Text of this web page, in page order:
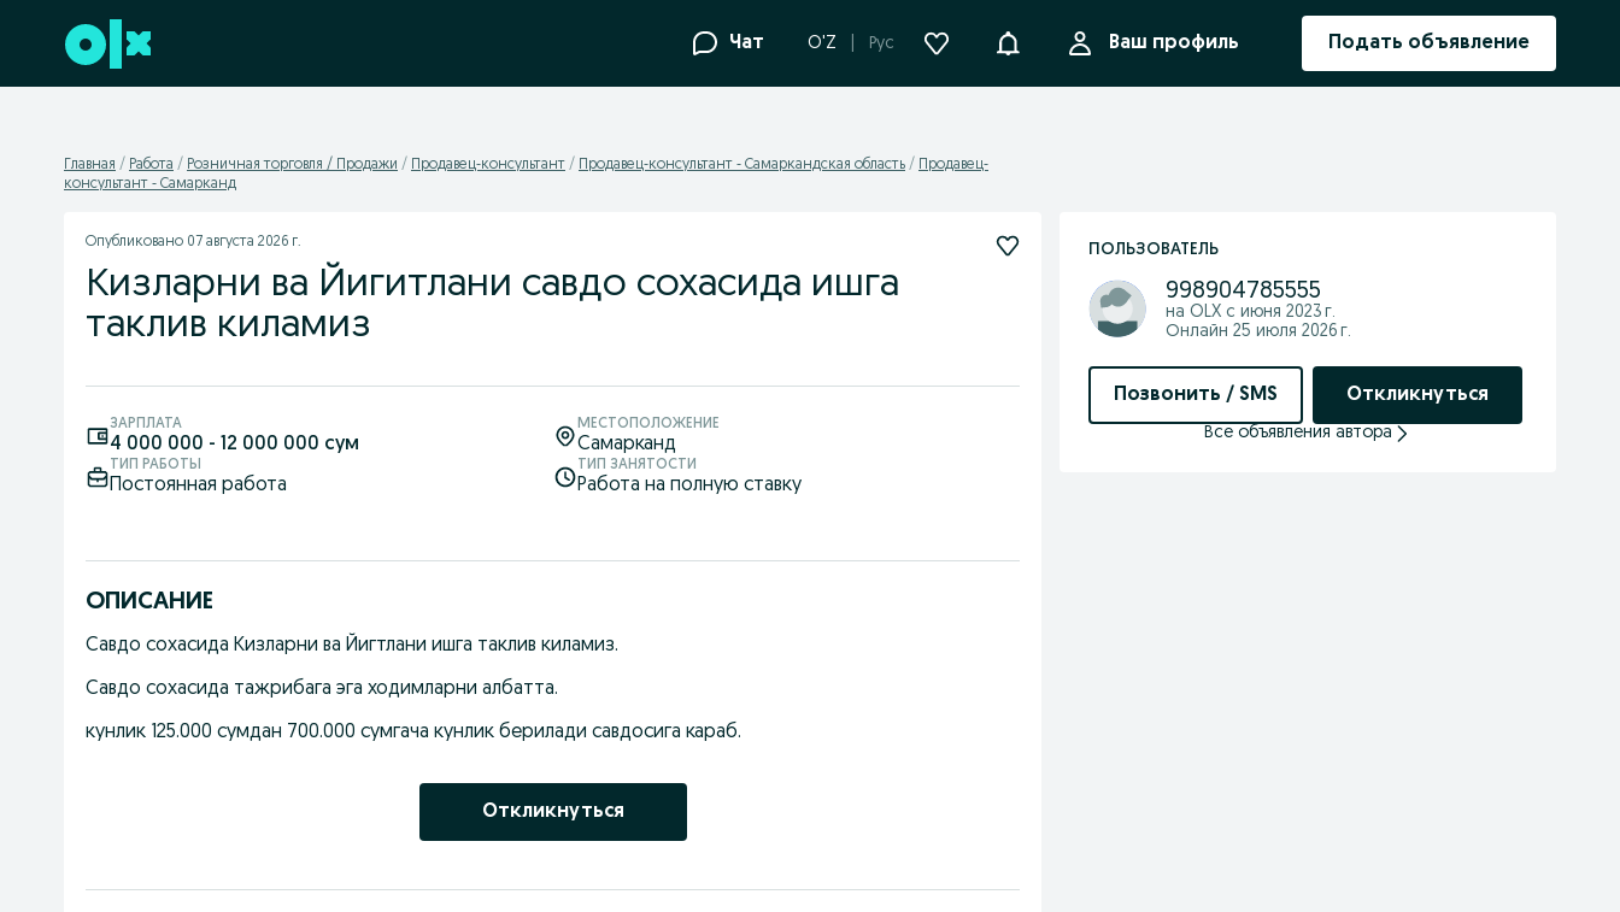
Перейти к нижнему колонтитулу Чат O'Z Рус УведомленияВаш профиль Подать объявление
Главная Работа Розничная торговля / Продажи Продавец-консультант Продавец-консультант - Самаркандская область
Продавец-
консультант - Самарканд
Опубликовано 07 августа 2026 г.
Кизларни ва Йигитлани савдо сохасида ишга
таклив киламиз
ЗАРПЛАТА
4 000 000 - 12 000 000 сум
МЕСТОПОЛОЖЕНИЕ
Самарканд
ТИП РАБОТЫ
Постоянная работа
ТИП ЗАНЯТОСТИ
Работа на полную ставку
ОПИСАНИЕ
Савдо сохасида Кизларни ва Йигтлани ишга таклив киламиз.
Савдо сохасида тажрибага эга ходимларни албатта.
кунлик 125.000 сумдан 700.000 сумгача кунлик берилади савдосига караб.
Откликнуться
ПОЛЬЗОВАТЕЛЬ
998904785555
на OLX с июня 2023 г.
Онлайн 25 июля 2026 г.
Позвонить / SMS Откликнуться
Все объявления автора